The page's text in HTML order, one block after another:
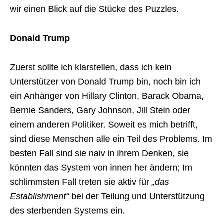
wir einen Blick auf die Stücke des Puzzles.
Donald Trump
Zuerst sollte ich klarstellen, dass ich kein
Unterstützer von Donald Trump bin, noch bin ich
ein Anhänger von Hillary Clinton, Barack Obama,
Bernie Sanders, Gary Johnson, Jill Stein oder
einem anderen Politiker. Soweit es mich betrifft,
sind diese Menschen alle ein Teil des Problems. Im
besten Fall sind sie naiv in ihrem Denken, sie
könnten das System von innen her ändern; Im
schlimmsten Fall treten sie aktiv für „das
Establishment“bei der Teilung und Unterstützung
des sterbenden Systems ein.